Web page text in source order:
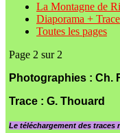
La Montagne de
Diaporama + Trace
Toutes les pages
Page 2 sur 2
Photographies : Ch.
Trace : G. Thouard
Le téléchargement des traces